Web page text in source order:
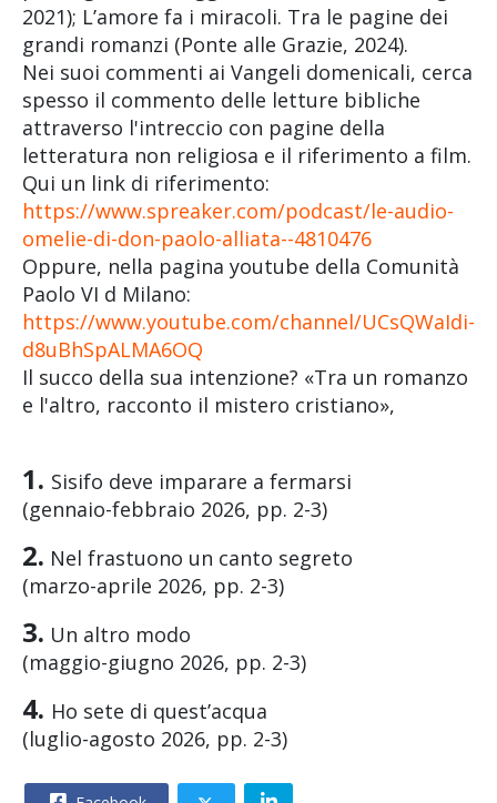
2021); L’amore fa i miracoli. Tra le pagine dei
grandi romanzi (Ponte alle Grazie, 2024).
Nei suoi commenti ai Vangeli domenicali, cerca
spesso il commento delle letture bibliche
attraverso l'intreccio con pagine della
letteratura non religiosa e il riferimento a film.
Qui un link di riferimento:
https://www.spreaker.com/podcast/le-audio-
omelie-di-don-paolo-alliata--4810476
Oppure, nella pagina youtube della Comunità
Paolo VI d Milano:
https://www.youtube.com/channel/UCsQWaIdi-
d8uBhSpALMA6OQ
Il succo della sua intenzione? «Tra un romanzo
e l'altro, racconto il mistero cristiano»,
1. Sisifo deve imparare a fermarsi
(gennaio-febbraio 2026, pp. 2-3)
2. Nel frastuono un canto segreto
(marzo-aprile 2026, pp. 2-3)
3. Un altro modo
(maggio-giugno 2026, pp. 2-3)
4. Ho sete di quest’acqua
(luglio-agosto 2026, pp. 2-3)